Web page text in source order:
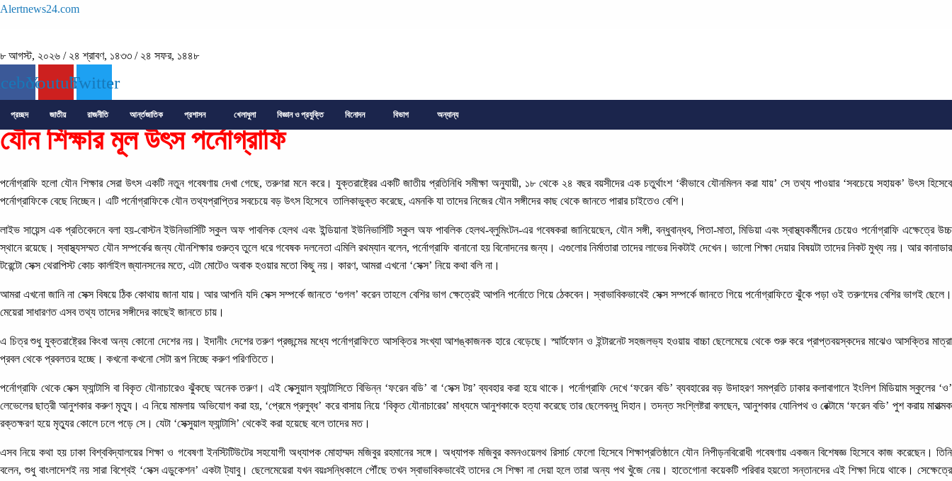
Alertnews24.com
৮ আগস্ট, ২০২৬ / ২৪ শ্রাবণ, ১৪৩৩ / ২৪ সফর, ১৪৪৮
YoutubeTwitter
প্রচ্ছদ জাতীয় রাজনীতি আর্ন্তজাতিক প্রশাসন খেলাধুলা বিজ্ঞান ও প্রযুক্তি বিনোদন বিভাগ অন্যান্য
যৌন শিক্ষার মূল উৎস পর্নোগ্রাফি
পর্নোগ্রাফি হলো যৌন শিক্ষার সেরা উৎস একটি নতুন গবেষণায় দেখা গেছে, তরুণরা মনে করে। যুক্তরাষ্ট্রের একটি জাতীয় প্রতিনিধি সমীক্ষা অনুযায়ী, ১৮ থেকে ২৪ বছর বয়সীদের এক চতুর্থাংশ ‘কীভাবে যৌনমিলন করা যায়’ সে তথ্য পাওয়ার ‘সবচেয়ে সহায়ক’ উৎস হিসেবে
পর্নোগ্রাফিকে বেছে নিচ্ছেন। এটি পর্নোগ্রাফিকে যৌন তথ্যপ্রাপ্তির সবচেয়ে বড় উৎস হিসেবে তালিকাভুক্ত করেছে, এমনকি যা তাদের নিজের যৌন সঙ্গীদের কাছ থেকে জানতে পারার চাইতেও বেশি।
লাইভ সায়েন্স এক প্রতিবেদনে বলা হয়-বোস্টন ইউনিভার্সিটি স্কুল অফ পাবলিক হেলথ এবং ইন্ডিয়ানা ইউনিভার্সিটি স্কুল অফ পাবলিক হেলথ-ব্লুমিংটন-এর গবেষকরা জানিয়েছেন, যৌন সঙ্গী, বন্ধুবান্ধব, পিতা-মাতা, মিডিয়া এবং স্বাস্থ্যকর্মীদের চেয়েও পর্নোগ্রাফি এক্ষেত্রে উচ্চ
স্থানে রয়েছে। স্বাস্থ্যসম্মত যৌন সম্পর্কের জন্য যৌনশিক্ষার গুরুত্ব তুলে ধরে গবেষক দলনেতা এমিলি রথম্যান বলেন, পর্নোগ্রাফি বানানো হয় বিনোদনের জন্য। এগুলোর নির্মাতারা তাদের লাভের দিকটাই দেখেন। ভালো শিক্ষা দেয়ার বিষয়টা তাদের নিকট মুখ্য নয়। আর কানাডার
টরেন্টো সেক্স থেরাপিস্ট কোচ কার্লাইল জ্যানসনের মতে, এটা মোটেও অবাক হওয়ার মতো কিছু নয়। কারণ, আমরা এখনো ‘সেক্স’ নিয়ে কথা বলি না।
আমরা এখনো জানি না সেক্স বিষয়ে ঠিক কোথায় জানা যায়। আর আপনি যদি সেক্স সম্পর্কে জানতে ‘গুগল’ করেন তাহলে বেশির ভাগ ক্ষেত্রেই আপনি পর্নোতে গিয়ে ঠেকবেন। স্বাভাবিকভাবেই সেক্স সম্পর্কে জানতে গিয়ে পর্নোগ্রাফিতে ঝুঁকে পড়া ওই তরুণদের বেশির ভাগই ছেলে।
মেয়েরা সাধারণত এসব তথ্য তাদের সঙ্গীদের কাছেই জানতে চায়।
এ চিত্র শুধু যুক্তরাষ্ট্রের কিংবা অন্য কোনো দেশের নয়। ইদানীং দেশের তরুণ প্রজন্মের মধ্যে পর্নোগ্রাফিতে আসক্তির সংখ্যা আশঙ্কাজনক হারে বেড়েছে। স্মার্টফোন ও ইন্টারনেট সহজলভ্য হওয়ায় বাচ্চা ছেলেমেয়ে থেকে শুরু করে প্রাপ্তবয়স্কদের মাঝেও আসক্তির মাত্রা
প্রবল থেকে প্রবলতর হচ্ছে। কখনো কখনো সেটা রূপ নিচ্ছে করুণ পরিণতিতে।
পর্নোগ্রাফি থেকে সেক্স ফ্যান্টাসি বা বিকৃত যৌনাচারেও ঝুঁকছে অনেক তরুণ। এই সেক্সুয়াল ফ্যান্টাসিতে বিভিন্ন ‘ফরেন বডি’ বা ‘সেক্স টয়’ ব্যবহার করা হয়ে থাকে। পর্নোগ্রাফি দেখে ‘ফরেন বডি’ ব্যবহারের বড় উদাহরণ সমপ্রতি ঢাকার কলাবাগানে ইংলিশ মিডিয়াম স্কুলের ‘ও’
লেভেলের ছাত্রী আনুশকার করুণ মৃত্যু। এ নিয়ে মামলায় অভিযোগ করা হয়, ‘প্রেমে প্রলুব্ধ’ করে বাসায় নিয়ে ‘বিকৃত যৌনাচারের’ মাধ্যমে আনুশকাকে হত্যা করেছে তার ছেলেবন্ধু দিহান। তদন্ত সংশ্লিষ্টরা বলছেন, আনুশকার যোনিপথ ও রেক্টামে ‘ফরেন বডি’ পুশ করায় মারাত্মক
রক্তক্ষরণ হয়ে মৃত্যুর কোলে ঢলে পড়ে সে। যেটা ‘সেক্সুয়াল ফ্যান্টাসি’ থেকেই করা হয়েছে বলে তাদের মত।
এসব নিয়ে কথা হয় ঢাকা বিশ্ববিদ্যালয়ের শিক্ষা ও গবেষণা ইনস্টিটিউটের সহযোগী অধ্যাপক মোহাম্মদ মজিবুর রহমানের সঙ্গে। অধ্যাপক মজিবুর কমনওয়েলথ রিসার্চ ফেলো হিসেবে শিক্ষাপ্রতিষ্ঠানে যৌন নিপীড়নবিরোধী গবেষণায় একজন বিশেষজ্ঞ হিসেবে কাজ করেছেন। তিনি
বলেন, শুধু বাংলাদেশই নয় সারা বিশ্বেই ‘সেক্স এডুকেশন’ একটা ট্যাবু। ছেলেমেয়েরা যখন বয়ঃসন্ধিকালে পৌঁছে তখন স্বাভাবিকভাবেই তাদের সে শিক্ষা না দেয়া হলে তারা অন্য পথ খুঁজে নেয়। হাতেগোনা কয়েকটি পরিবার হয়তো সন্তানদের এই শিক্ষা দিয়ে থাকে। সেক্ষেত্রে